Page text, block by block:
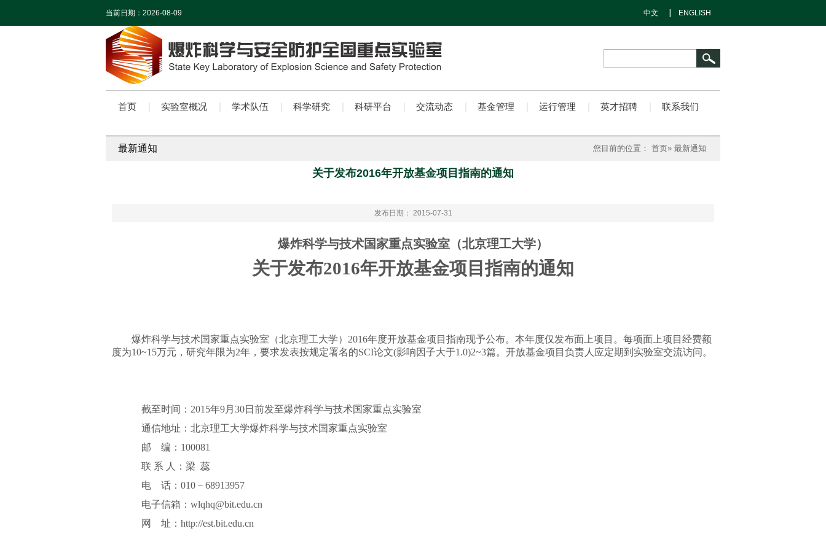
当前日期： 2026-08-09 中文 ENGLISH
首页 实验室概况 学术队伍 科学研究 科研平台 交流动态 基金管理 运行管理 英才招聘 联系我们
最新通知 您目前的位置： 首页» 最新通知
关于发布2016年开放基金项目指南的通知
发布日期： 2015-07-31
爆炸科学与技术国家重点实验室（北京理工大学）
关于发布2016年开放基金项目指南的通知
爆炸科学与技术国家重点实验室（北京理工大学） 2016年度开放基金项目指南现予公布。本年度仅发布面上项目。每项面上项目经费额
度为10~15万元，研究年限为2年，要求发表按规定署名的SCI论文(影响因子大于1.0)2~3篇。开放基金项目负责人应定期到实验室交流访问。
截至时间 ：2015年9月30日前发至爆炸科学与技术国家重点实验室
通信地址 ： 北京理工大学爆炸科学与技术国家重点实验室
邮 编 ：100081
联 系 人
：梁 蕊
电 话 ：010－68913957
电子信箱 ：wlqhq@bit.edu.cn
网 址 ： http://est.bit.edu.cn